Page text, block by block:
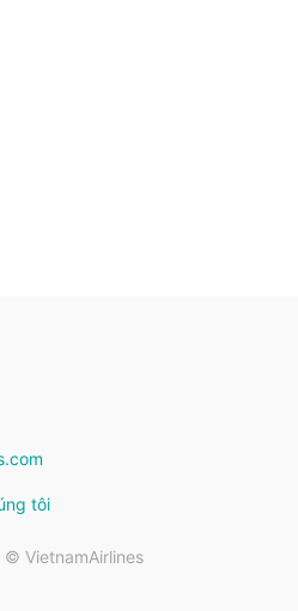
tôi
© VietnamAirlines